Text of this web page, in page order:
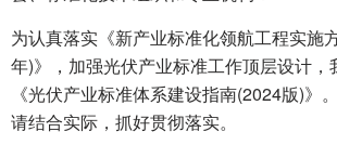
为认真落实《新产业标准化领航工程实
年)》，加强光伏产业标准工作顶层设计，
《光伏产业标准体系建设指南(2024版)》
请结合实际，抓好贯彻落实。